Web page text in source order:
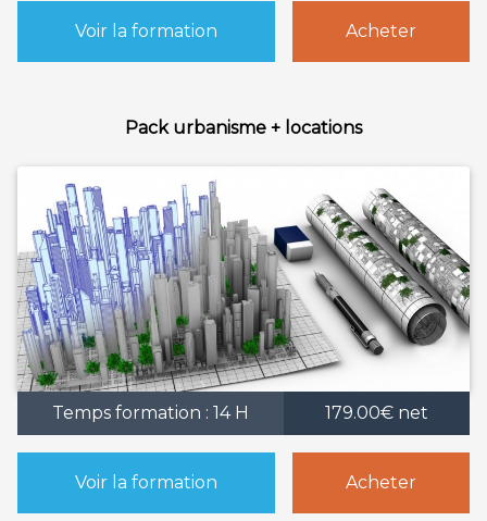
Voir la formation Acheter
Pack urbanisme + locations
Temps formation : 14 H 179.00€ net
Voir la formation Acheter